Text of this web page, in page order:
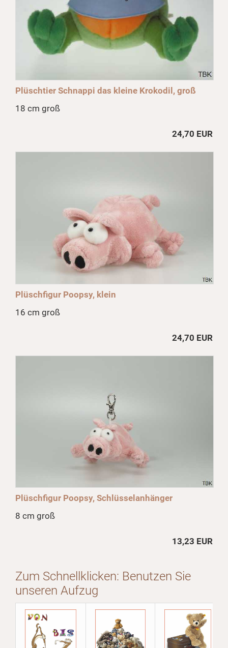
Plüschtier Schnappi das kleine Krokodil, groß
18 cm groß
24,70 EUR
Plüschfigur Poopsy, klein
16 cm groß
24,70 EUR
Plüschfigur Poopsy, Schlüsselanhänger
8 cm groß
13,23 EUR
Zum Schnellklicken: Benutzen Sie
unseren Aufzug